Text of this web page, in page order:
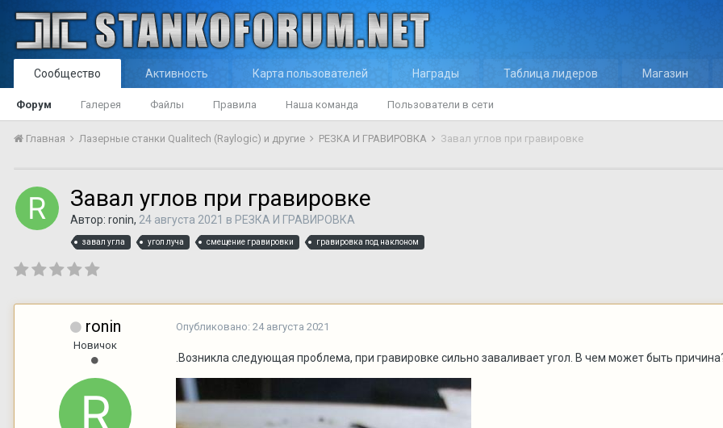
Сообщество
Форум Галерея Файлы Правила Наша команда Пользователи в сети
Активность Карта пользователей Награды Таблица лидеров Магазин
Главная Лазерные станки Qualitech (Raylogic) и другие РЕЗКА И ГРАВИРОВКА Завал углов при гравировке
Завал углов при гравировке
Автор: ronin, 24 августа 2021 в РЕЗКА И ГРАВИРОВКА
завал угла угол луча смещение гравировки гравировка под наклоном
ronin
Новичок
Опубликовано: 24 августа 2021
.Возникла следующая проблема, при гравировке сильно заваливает угол. В чем может быть